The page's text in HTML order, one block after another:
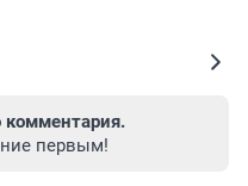
комментария.
первым!